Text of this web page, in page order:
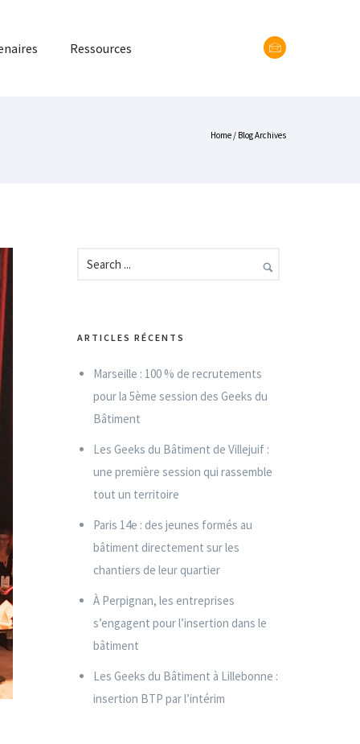
Ressources
Home / Blog Archives
ARTICLES RÉCENTS
Marseille : 100 % de recrutements
pour la 5ème session des Geeks du
Bâtiment
Les Geeks du Bâtiment de Villejuif :
une première session qui rassemble
tout un territoire
Paris 14e : des jeunes formés au
bâtiment directement sur les
chantiers de leur quartier
À Perpignan, les entreprises
s’engagent pour l’insertion dans le
bâtiment
Les Geeks du Bâtiment à Lillebonne :
insertion BTP par l’intérim